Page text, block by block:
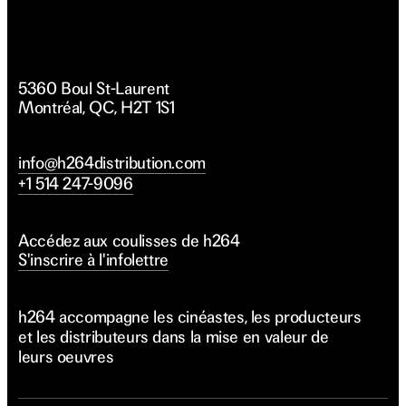
5360 Boul St-Laurent
Montréal, QC, H2T 1S1
info@h264distribution.com
+1 514 247-9096
Accédez aux coulisses de h264
S'inscrire à l'infolettre
h264 accompagne les cinéastes, les producteurs
et les distributeurs dans la mise en valeur de
leurs oeuvres